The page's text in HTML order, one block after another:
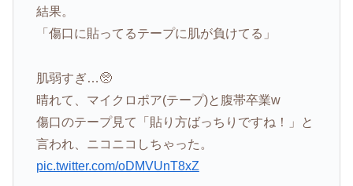
結果。
「傷口に貼ってるテープに肌が負けてる」
肌弱すぎ…🥺
晴れて、マイクロポア(テープ)と腹帯卒業w
傷口のテープ見て「貼り方ばっちりですね！」と
言われ、ニコニコしちゃった。
pic.twitter.com/oDMVUnT8xZ